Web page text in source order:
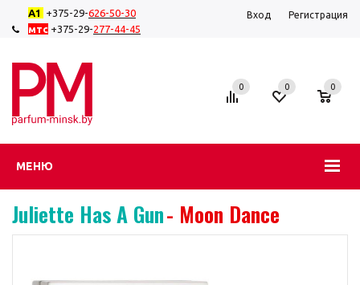
А1 +375-29-626-50-30
мтс +375-29-277-44-45
Вход Регистрация
МЕНЮ
0 0 0
Juliette Has A Gun- Moon Dance